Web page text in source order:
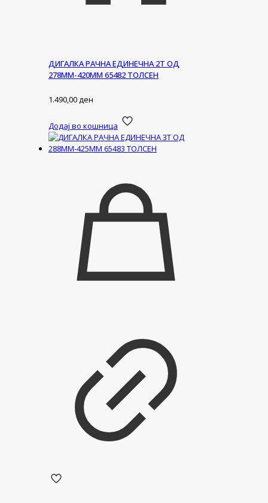
ДИГАЛКА РАЧНА ЕДИНЕЧНА 2Т ОД
278ММ-420ММ 65482 ТОЛСЕН
1.490,00 ден
Додај во кошница